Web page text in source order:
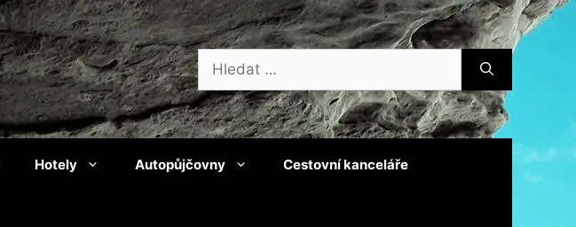
Hledat:
Hotely Autopůjčovny Cestovní kanceláře